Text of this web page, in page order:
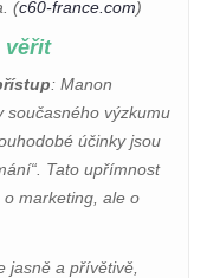
(c60-france.com)
věřit
: Manon
současného výzkumu
účinky jsou
Tato upřímnost
marketing, ale o
jasně a přívětivě,